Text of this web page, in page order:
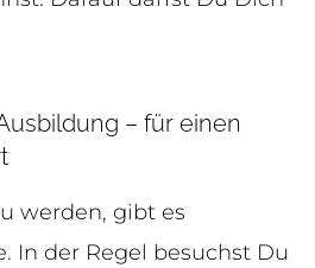
– für einen
werden, gibt es
In der Regel besuchst Du